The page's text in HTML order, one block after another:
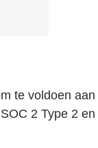
te voldoen aan
2 Type 2 en